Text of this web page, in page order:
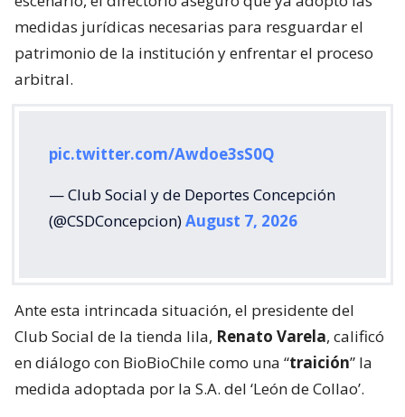
medidas jurídicas necesarias para resguardar el
patrimonio de la institución y enfrentar el proceso
arbitral.
pic.twitter.com/Awdoe3sS0Q
— Club Social y de Deportes Concepción
(@CSDConcepcion)August 7, 2026
Ante esta intrincada situación, el presidente del
Club Social de la tienda lila, Renato Varela, calificó
en diálogo con BioBioChile como una “traición” la
medida adoptada por la S.A. del ‘León de Collao’.